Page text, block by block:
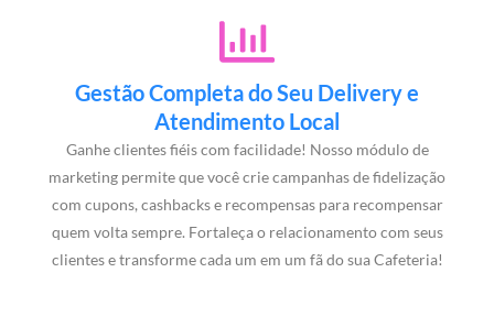
Gestão Completa do Seu Delivery e
Atendimento Local
Ganhe clientes fiéis com facilidade! Nosso módulo de
marketing permite que você crie campanhas de fidelização
com cupons, cashbacks e recompensas para recompensar
quem volta sempre. Fortaleça o relacionamento com seus
clientes e transforme cada um em um fã do sua Cafeteria!